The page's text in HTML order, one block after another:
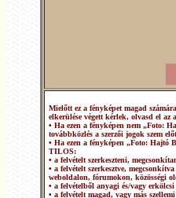
Mielőtt ez a fényképet magad
elkerülése végett kérlek, olvasd el az
• Ha ezen a fényképen nem „Foto:
továbbközlés a szerzői jogok szem
• Ha ezen a fényképen „Foto: Hajtó
TILOS:
• a felvételt szerkeszteni,
• a felvételt szerkesztve,
weboldalon, fórumokon, közösségi
• a felvételből anyagi és/vagy
• a felvételt magad, vagy más